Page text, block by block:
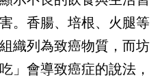
。香腸、培根、火腿等
織列為致癌物質，而坊
」會導致癌症的說法，